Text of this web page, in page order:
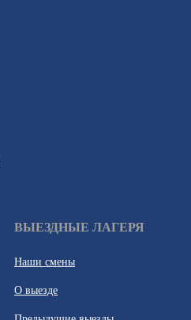
ВЫЕЗДНЫЕ ЛАГЕРЯ
Наши смены
О выезде